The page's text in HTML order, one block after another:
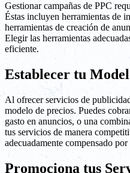
Gestionar campañas de PPC
Éstas incluyen herramientas de
herramientas de creación de
Elegir las herramientas
eficiente.
Establecer tu
Al ofrecer servicios de
modelo de precios. Puedes
gasto en anuncios, o una
tus servicios de manera
adecuadamente compensado
Promociona tus